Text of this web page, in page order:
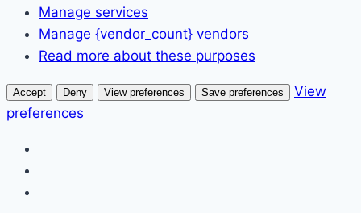
Manage services
Manage {vendor_count} vendors
Read more about these purposes
Accept Deny View preferences Save preferences
View
preferences